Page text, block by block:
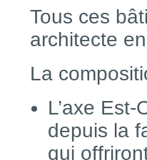
Tous ces
architecte
La
L’axe
depuis la
qui